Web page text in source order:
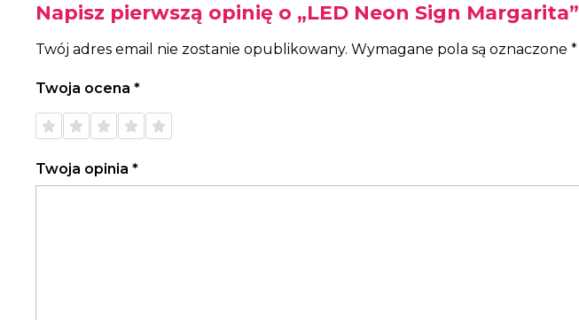
Napisz pierwszą opinię o „LED Neon Sign Margarita”
Twój adres email nie zostanie opublikowany. Wymagane pola są oznaczone *
Twoja ocena *
1 z 5
gwiazdek
2 z 5
gwiazdek
3 z 5
gwiazdek
4 z 5
gwiazdek
5 z 5
gwiazdek
Twoja opinia *